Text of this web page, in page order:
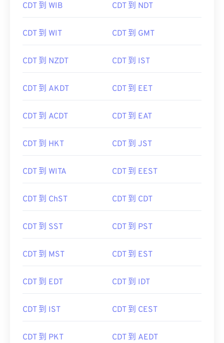
CDT 到 WIB CDT 到 NDT
CDT 到 WIT CDT 到 GMT
CDT 到 NZDT CDT 到 IST
CDT 到 AKDT CDT 到 EET
CDT 到 ACDT CDT 到 EAT
CDT 到 HKT CDT 到 JST
CDT 到 WITA CDT 到 EEST
CDT 到 ChST CDT 到 CDT
CDT 到 SST CDT 到 PST
CDT 到 MST CDT 到 EST
CDT 到 EDT CDT 到 IDT
CDT 到 IST CDT 到 CEST
CDT 到 PKT CDT 到 AEDT